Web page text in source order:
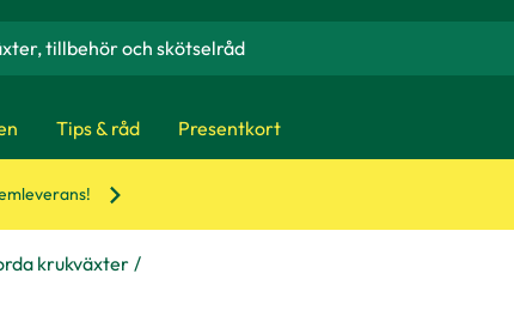
Tips & råd Presentkort
krukväxter